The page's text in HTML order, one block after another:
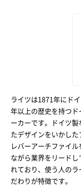
ライツは1871年にド
年以上の歴史を持つ
ーカーです。ドイツ
たデザインをいかし
レバーアーチファイ
ながら業界をリード
れており、使う人の
だわりが特徴です。